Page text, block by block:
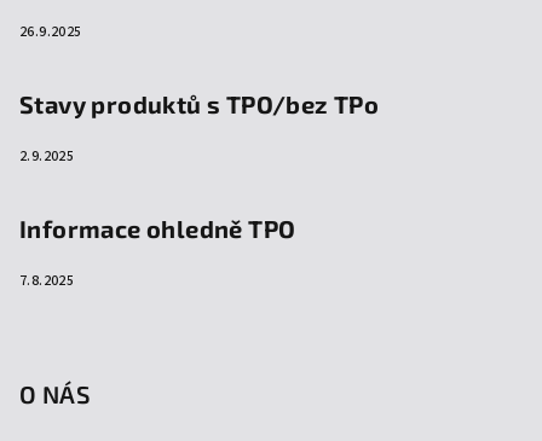
26.9.2025
Stavy produktů s TPO/bez TPo
2.9.2025
Informace ohledně TPO
7.8.2025
O NÁS